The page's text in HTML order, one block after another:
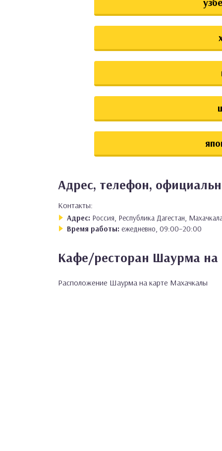
Адрес, телефон,
Контакты:
Адрес: Россия, Республика Дагестан,
Время работы: ежедневно, 09:00–20:00
Кафе/ресторан Шаурма
Расположение Шаурма на карте Махачкалы